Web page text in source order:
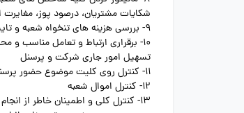
شکایات مشتریان، درصود پوز، مغایرت
9- بررسی هزینه های تنخواه شعبه و تایید آنها و همچنین بررسی و تایید برخی سندها
10- برقراری ارتباط و تعامل مناسب
تسهیل امور جاری شرکت و پرسنل
11- کنترل روی کلیت موضوع حضور پرسنل جذب، نظم و انضباط و تسویه حساب و ساماندهی برنامه ریزی و هماهنگی بین کارکنان تحت مدیریت
12- کنترل اموال شعبه
13- کنترل کلی و اطمینان خاطر از انجام تسویه حساب تحویل دهندگان و همچنین کنترل اعزام به موقع خودروهای پخش به منطقه توزیعشان